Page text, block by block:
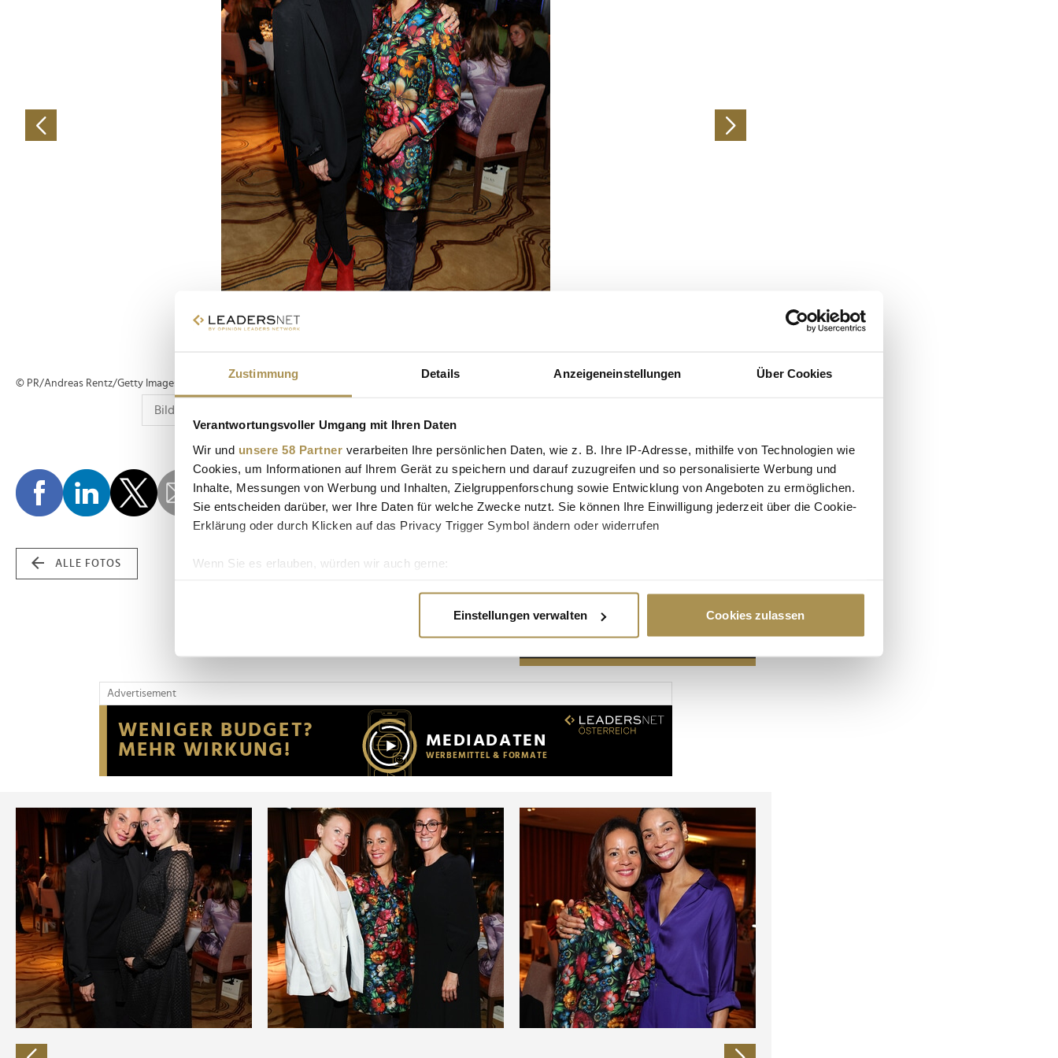
Zustimmung Details Anzeigeneinstellungen Über Cookies
Verantwortungsvoller Umgang mit Ihren Daten
Wir und unsere 58 Partner verarbeiten Ihre persönlichen Daten, wie z. B. Ihre IP-Adresse, mithilfe von Technologien wie
Cookies, um Informationen auf Ihrem Gerät zu speichern und darauf zuzugreifen und so personalisierte Werbung und
Inhalte, Messungen von Werbung und Inhalten, Zielgruppenforschung sowie Entwicklung von Angeboten zu ermöglichen.
Sie entscheiden darüber, wer Ihre Daten für welche Zwecke nutzt. Sie können Ihre Einwilligung jederzeit über die Cookie-
Erklärung oder durch Klicken auf das Privacy Trigger Symbol ändern oder widerrufen
Wenn Sie es erlauben, würden wir auch gerne:
Erfahren Sie mehr darüber, wie Ihre persönlichen Daten verarbeitet werden, und legen Sie Ihre Präferenzen im
Wir verwenden Cookies, um Inhalte und Anzeigen zu personalisieren, Funktionen für soziale Medien anbieten zu können
Website an unsere Partner für soziale Medien, Werbung und Analysen weiter. Unsere Partner führen diese Informationen
möglicherweise mit weiteren Daten zusammen, die Sie ihnen bereitgestellt haben oder die sie im Rahmen Ihrer Nutzung
der Dienste gesammelt haben.
Einstellungen verwalten Cookies zulassen
© PR/Andreas Rentz/Getty Images for Naturally Good
ALLE FOTOS
Advertisement
Advertisement